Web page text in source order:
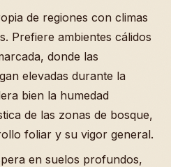
de regiones con climas
Prefiere ambientes cálidos
donde las
elevadas durante la
bien la humedad
de las zonas de bosque,
foliar y su vigor general.
en suelos profundos,